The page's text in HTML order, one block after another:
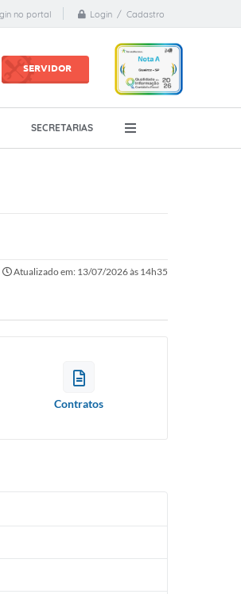
no portal Login / Cadastro
SERVIDOR
SECRETARIAS
Atualizado em: 13/07/2026 às 14h35
Contratos